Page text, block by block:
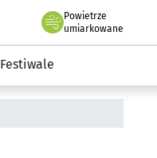
Powietrze
we Wrocławiu
umiarkowane
Festiwale